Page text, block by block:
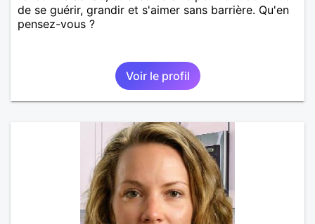
de se guérir, grandir et s'aimer sans barrière. Qu'en
pensez-vous ?
Voir le profil